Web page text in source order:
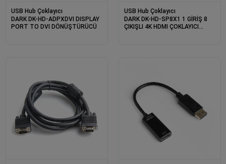
USB Hub Çoklayıcı
DARK DK-HD-ADPXDVI DISPLAY
PORT TO DVI DÖNÜŞTÜRÜCÜ
USB Hub Çoklayıcı
DARK DK-HD-SP8X1 1 GİRİŞ 8
ÇIKIŞLI 4K HDMI ÇOKLAYICI